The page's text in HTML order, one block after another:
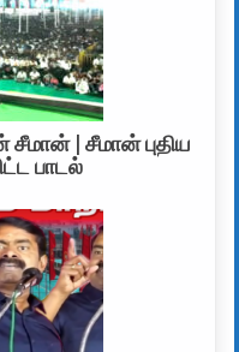
| சீமான் புதிய
பாடல்